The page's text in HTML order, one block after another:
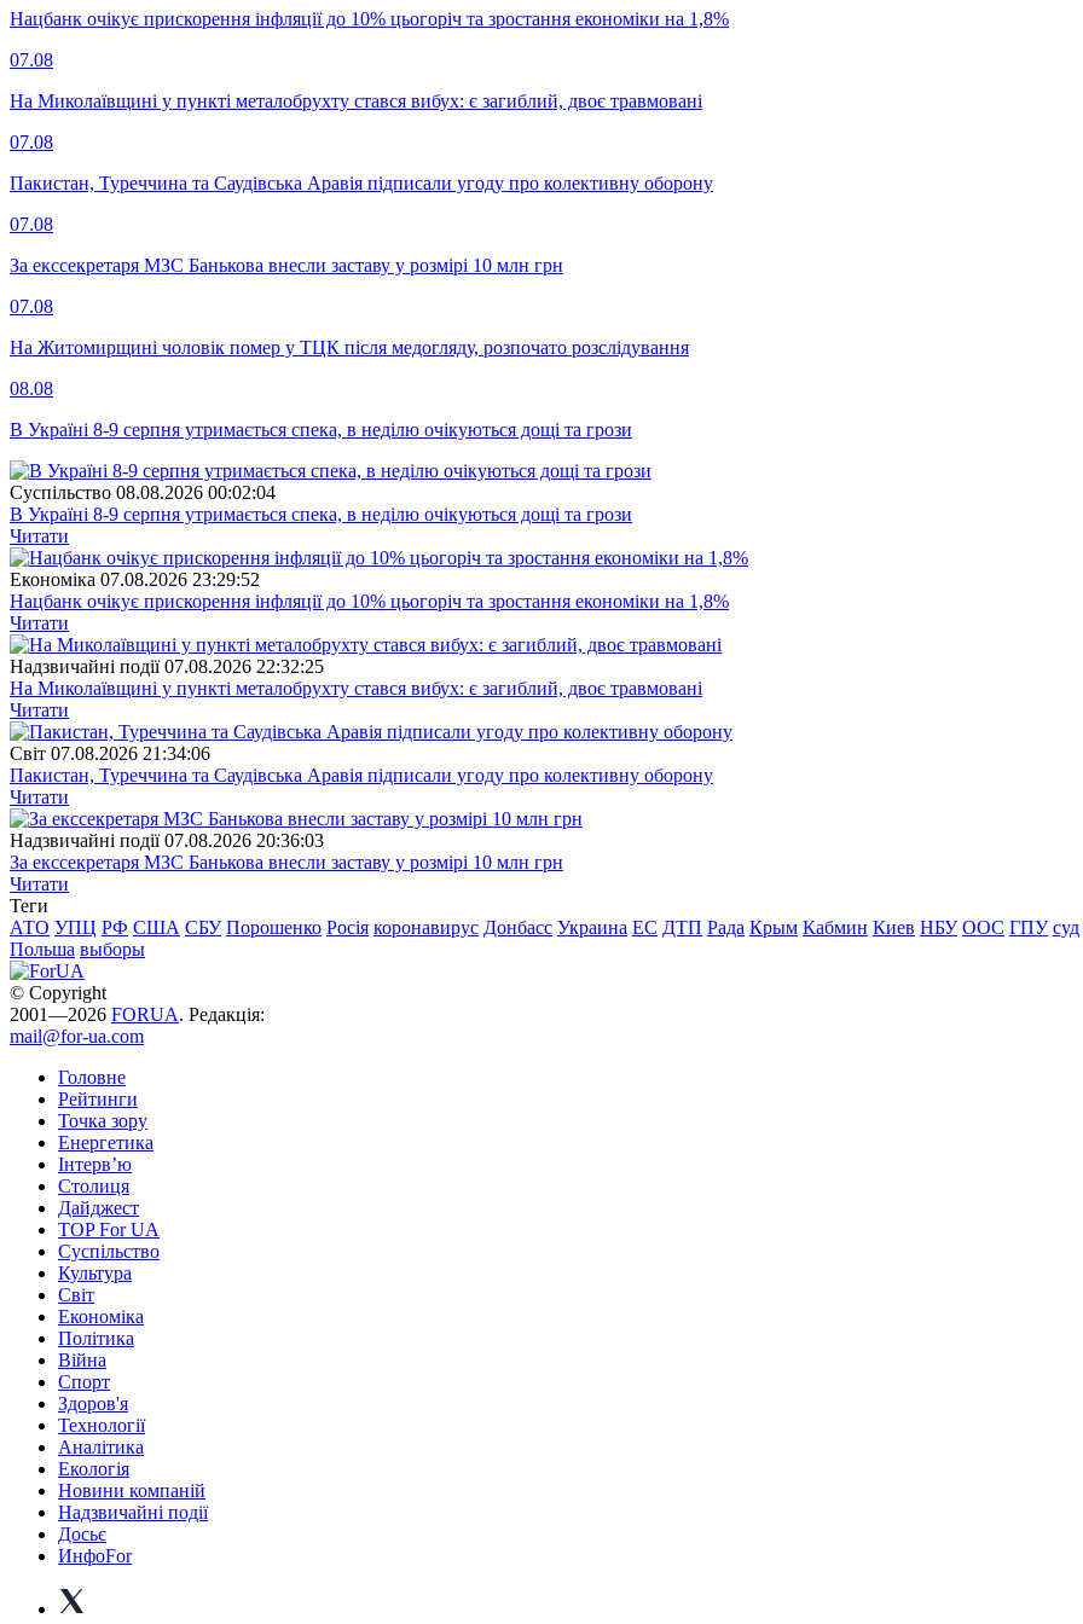
Нацбанк очікує прискорення інфляції до 10% цьогоріч та зростання економіки на 1,8%
07.08
На Миколаївщині у пункті металобрухту стався вибух: є загиблий, двоє травмовані
07.08
Пакистан, Туреччина та Саудівська Аравія підписали угоду про колективну оборону
07.08
За екссекретаря МЗС Банькова внесли заставу у розмірі 10 млн грн
07.08
На Житомирщині чоловік помер у ТЦК після медогляду, розпочато розслідування
08.08
В Україні 8-9 серпня утримається спека, в неділю очікуються дощі та грози
Суспiльство 08.08.2026 00:02:04
В Україні 8-9 серпня утримається спека, в неділю очікуються дощі та грози
Читати
Економіка 07.08.2026 23:29:52
Нацбанк очікує прискорення інфляції до 10% цьогоріч та зростання економіки на 1,8%
Читати
Надзвичайні події 07.08.2026 22:32:25
На Миколаївщині у пункті металобрухту стався вибух: є загиблий, двоє травмовані
Читати
Свiт 07.08.2026 21:34:06
Пакистан, Туреччина та Саудівська Аравія підписали угоду про колективну оборону
Читати
Надзвичайні події 07.08.2026 20:36:03
За екссекретаря МЗС Банькова внесли заставу у розмірі 10 млн грн
Читати
Теги
АТО УПЦ РФ США СБУ Порошенко Росія коронавирус Донбасс Украина ЕС ДТП Рада Крым Кабмин Киев НБУ ООС ГПУ суд
Польша выборы
© Copyright
2001—2026 FORUA. Редакція:
mail@for-ua.com
Головне
Рейтинги
Точка зору
Енергетика
Інтерв’ю
Столиця
Дайджест
TOP For UA
Суспiльство
Культура
Світ
Економіка
Політика
Війна
Спорт
Здоров'я
Технології
Аналітика
Екологія
Новини компаній
Надзвичайні події
Досьє
ИнфоFor